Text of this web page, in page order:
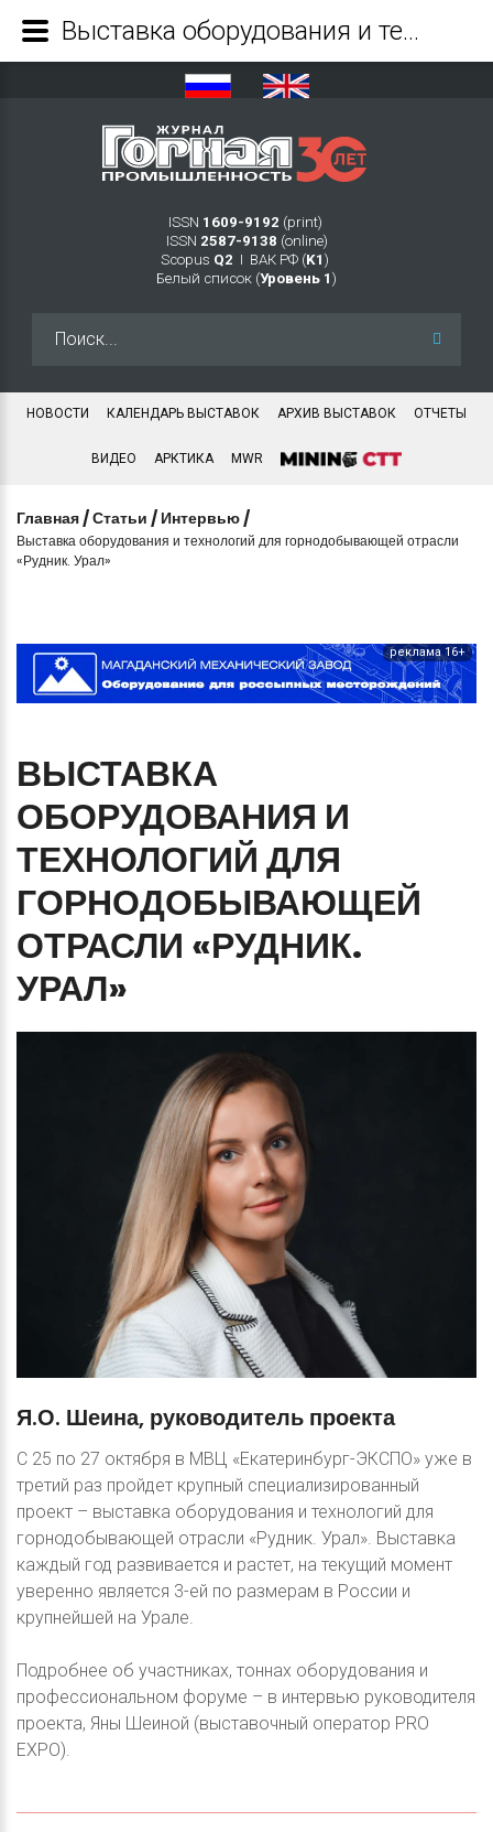
ISSN 1609-9192 (print)
ISSN 2587-9138 (online)
Scopus Q2 Ι ВАК РФ (K1 )
Белый список (Уровень 1 )
НОВОСТИ КАЛЕНДАРЬ ВЫСТАВОК АРХИВ ВЫСТАВОК ОТЧЕТЫ
ВИДЕО АРКТИКА MWR
Главная /Статьи / Интервью /
Выставка оборудования и технологий для горнодобывающей отрасли
«Рудник. Урал»
реклама 16+
ВЫСТАВКА
ОБОРУДОВАНИЯ И
ТЕХНОЛОГИЙ ДЛЯ
ГОРНОДОБЫВАЮЩЕЙ
ОТРАСЛИ «РУДНИК.
УРАЛ»
Я.О. Шеина, руководитель проекта
С 25 по 27 октября в МВЦ «Екатеринбург-ЭКСПО» уже в
третий раз пройдет крупный специализированный
проект – выставка оборудования и технологий для
горнодобывающей отрасли «Рудник. Урал». Выставка
каждый год развивается и растет, на текущий момент
уверенно является 3-ей по размерам в России и
крупнейшей на Урале.
Подробнее об участниках, тоннах оборудования и
профессиональном форуме – в интервью руководителя
проекта, Яны Шеиной (выставочный оператор PRO
EXPO).
Выставка оборудования и технологий для горнодобывающей отрасли «Рудник. Урал» - Журнал Горная промышленность